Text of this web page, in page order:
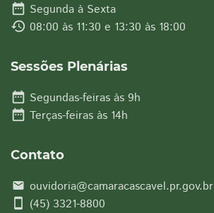
date_range Segunda à Sexta
history 08:00 às 11:30 e 13:30 às 18:00
Sessões Plenárias
date_range Segundas-feiras às 9h
date_range Terças-feiras às 14h
Contato
email ouvidoria@camaracascavel.pr.gov.br
smartphone (45) 3321-8800